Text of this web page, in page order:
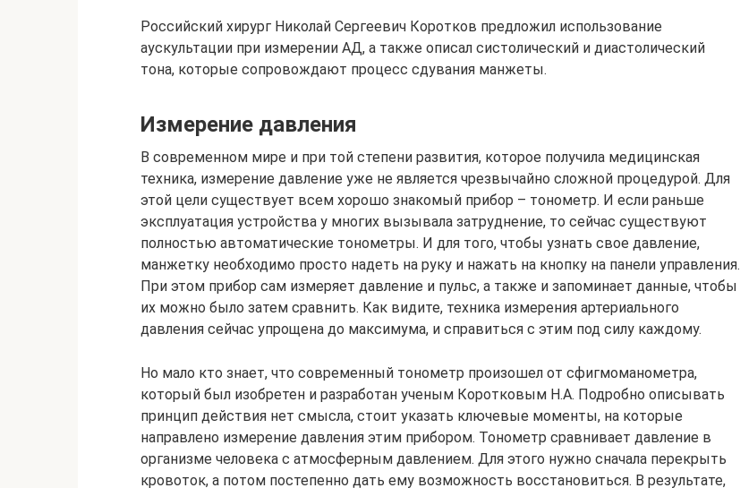
Российский хирург Николай Сергеевич Коротков предложил использование
аускультации при измерении АД, а также описал систолический и диастолический
тона, которые сопровождают процесс сдувания манжеты.
Измерение давления
В современном мире и при той степени развития, которое получила медицинская
техника, измерение давление уже не является чрезвычайно сложной процедурой. Для
этой цели существует всем хорошо знакомый прибор – тонометр. И если раньше
эксплуатация устройства у многих вызывала затруднение, то сейчас существуют
полностью автоматические тонометры. И для того, чтобы узнать свое давление,
манжетку необходимо просто надеть на руку и нажать на кнопку на панели управления.
При этом прибор сам измеряет давление и пульс, а также и запоминает данные, чтобы
их можно было затем сравнить. Как видите, техника измерения артериального
давления сейчас упрощена до максимума, и справиться с этим под силу каждому.
Но мало кто знает, что современный тонометр произошел от сфигмоманометра,
который был изобретен и разработан ученым Коротковым Н.А. Подробно описывать
принцип действия нет смысла, стоит указать ключевые моменты, на которые
направлено измерение давления этим прибором. Тонометр сравнивает давление в
организме человека с атмосферным давлением. Для этого нужно сначала перекрыть
кровоток, а потом постепенно дать ему возможность восстановиться. В результате,